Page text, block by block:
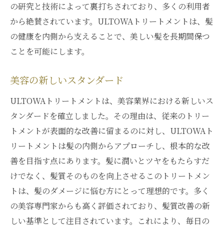
の研究と技術によって裏打ちされており、多くの利用者
から絶賛されています。ULTOWAトリートメントは、髪
の健康を内側から支えることで、美しい髪を長期間保つ
ことを可能にします。
美容の新しいスタンダード
ULTOWAトリートメントは、美容業界における新しいス
タンダードを確立しました。その理由は、従来のトリー
トメントが表面的な改善に留まるのに対し、ULTOWAト
リートメントは髪の内側からアプローチし、根本的な改
善を目指す点にあります。髪に潤いとツヤをもたらすだ
けでなく、髪質そのものを向上させるこのトリートメン
トは、髪のダメージに悩む方にとって理想的です。多く
の美容専門家からも高く評価されており、髪質改善の新
しい基準として注目されています。これにより、毎日の